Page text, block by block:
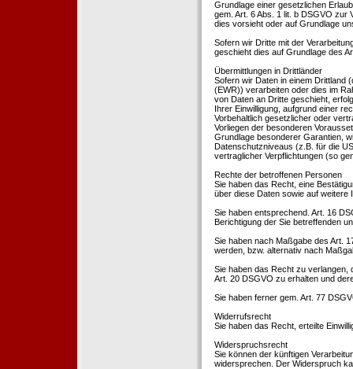
Grundlage einer gesetzlichen
gem. Art. 6 Abs. 1 lit. b DSGVO zur
dies vorsieht oder auf Grundlage
Sofern wir Dritte mit der
geschieht dies auf Grundlage des
Übermittlungen in Drittländer
Sofern wir Daten in einem Drittland
(EWR)) verarbeiten oder dies im
von Daten an Dritte geschieht,
Ihrer Einwilligung, aufgrund einer
Vorbehaltlich gesetzlicher oder
Vorliegen der besonderen
Grundlage besonderer Garantien,
Datenschutzniveaus (z.B. für die
vertraglicher Verpflichtungen (so
Rechte der betroffenen Personen
Sie haben das Recht, eine
über diese Daten sowie auf weitere
Sie haben entsprechend. Art. 16
Berichtigung der Sie betreffenden
Sie haben nach Maßgabe des Art.
werden, bzw. alternativ nach
Sie haben das Recht zu verlangen,
Art. 20 DSGVO zu erhalten und
Sie haben ferner gem. Art. 77
Widerrufsrecht
Sie haben das Recht, erteilte
Widerspruchsrecht
Sie können der künftigen
widersprechen. Der Widerspruch